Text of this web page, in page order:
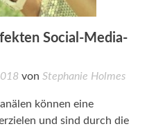
Social-Media-
von Stephanie Holmes
können eine
und sind durch die